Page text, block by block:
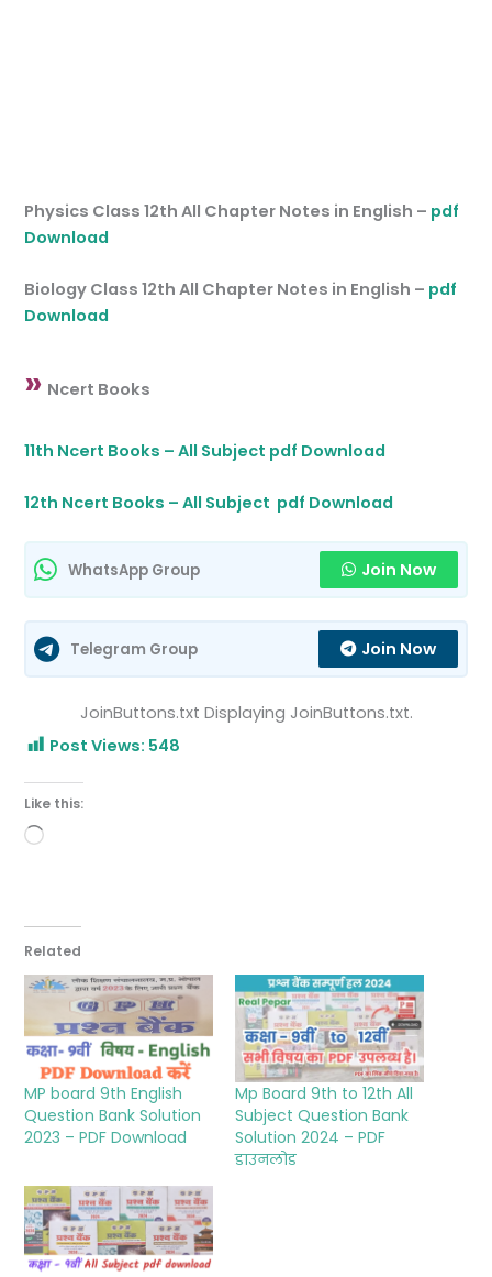
Physics Class 12th All Chapter Notes in English – pdf
Download
Biology Class 12th All Chapter Notes in English – pdf
Download
» Ncert Books
11th Ncert Books – All Subject pdf Download
12th Ncert Books – All Subject pdf Download
WhatsApp Group Join Now
Telegram Group Join Now
JoinButtons.txt Displaying JoinButtons.txt.
Post Views: 548
Like this:
Loading…
Related
MP board 9th English
Question Bank Solution
2023 – PDF Download
Mp Board 9th to 12th All
Subject Question Bank
Solution 2024 – PDF
डाउनलोड